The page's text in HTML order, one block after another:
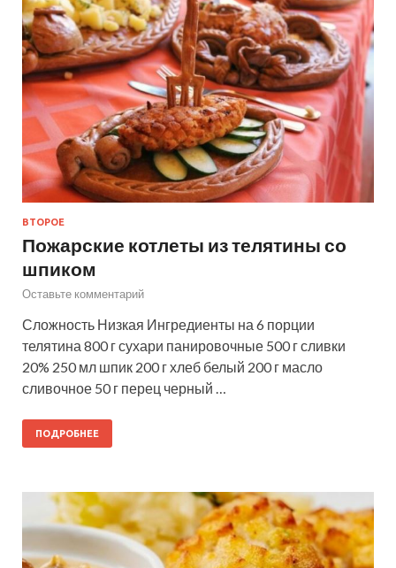
ВТОРОЕ
Пожарские котлеты из телятины со
шпиком
Оставьте комментарий
Сложность Низкая Ингредиенты на 6 порции
телятина 800 г сухари панировочные 500 г сливки
20% 250 мл шпик 200 г хлеб белый 200 г масло
сливочное 50 г перец черный …
ПОДРОБНЕЕ